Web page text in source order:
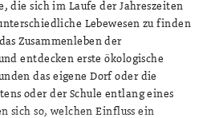
die sich im Laufe der Jahreszeiten
Lebewesen zu finden
Zusammenleben der
entdecken erste ökologische
das eigene Dorf oder die
oder der Schule entlang eines
sich so, welchen Einfluss ein